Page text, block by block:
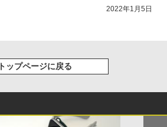
2022年1月5日
トップページに戻る